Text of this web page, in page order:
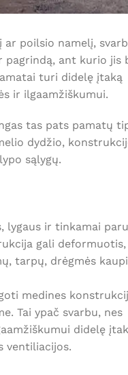
ar poilsio namelį,
ant kurio jis
turi didelę įtaką
ir ilgaamžiškumui.
tas pats pamatų
dydžio,
sąlygų.
lygaus ir tinkamai
gali deformuotis,
tarpų, drėgmės
medines
Tai ypač svarbu, nes
didelę
ventiliacijos.